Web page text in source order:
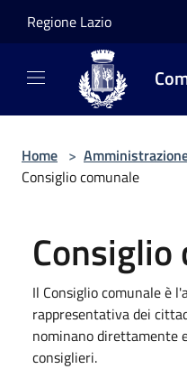
Regione Lazio
Home >
Consiglio comunale
Il Consiglio comunale è
rappresentativa dei
nominano direttamente
consiglieri.